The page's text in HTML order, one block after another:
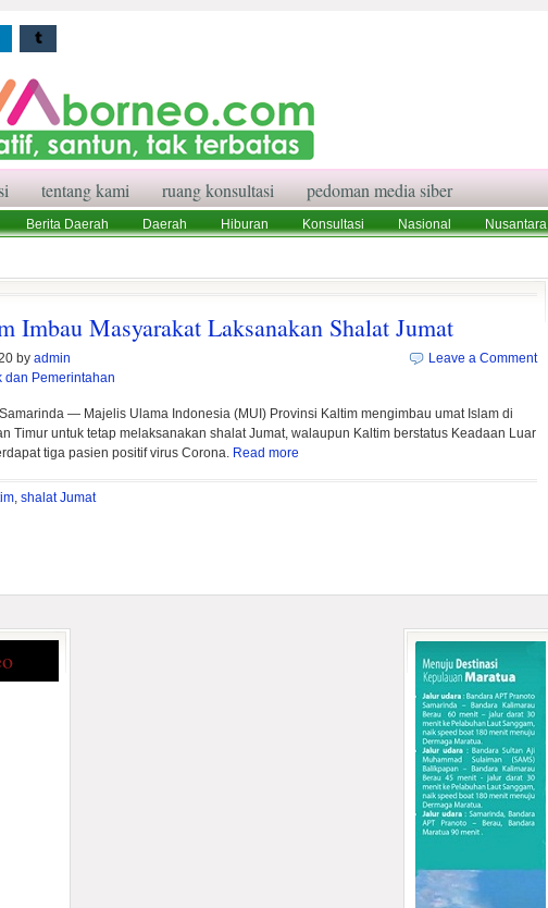
tentang kami ruang konsultasi pedoman media siber
Berita Daerah Daerah Hiburan Konsultasi Nasional Nusantara
Imbau Masyarakat Laksanakan Shalat Jumat
by admin
dan Pemerintahan
Leave a Comment
— Majelis Ulama Indonesia (MUI) Provinsi Kaltim mengimbau umat Islam di
Timur untuk tetap melaksanakan shalat Jumat, walaupun Kaltim berstatus Keadaan Luar
tiga pasien positif virus Corona. Read more
, shalat Jumat